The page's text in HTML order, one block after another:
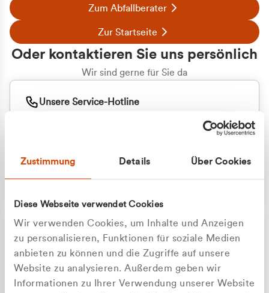
Zustimmung Details Über Cookies
Diese Webseite verwendet Cookies
Wir verwenden Cookies, um Inhalte und Anzeigen
zu personalisieren, Funktionen für soziale Medien
anbieten zu können und die Zugriffe auf unsere
Website zu analysieren. Außerdem geben wir
Informationen zu Ihrer Verwendung unserer Website
Zum Abfallberater
Zur Startseite
Oder kontaktieren Sie uns persönlich
Wir sind gerne für Sie da
Unsere Service-Hotline
+49 177 8376058